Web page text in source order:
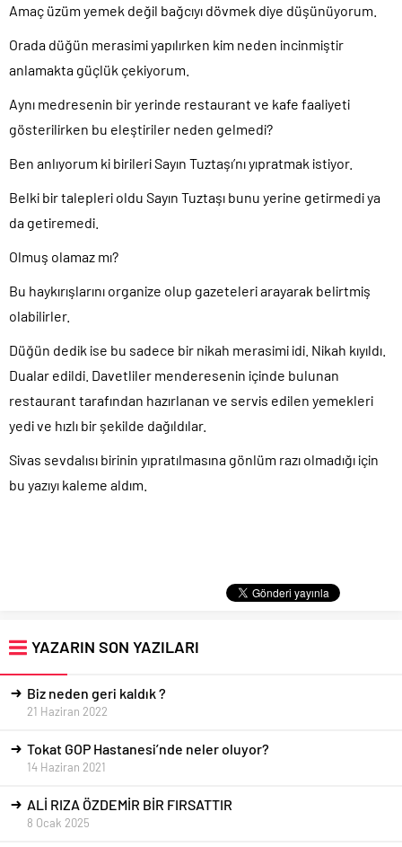
Amaç üzüm yemek değil bağcıyı dövmek diye düşünüyorum.
Orada düğün merasimi yapılırken kim neden incinmiştir
anlamakta güçlük çekiyorum.
Aynı medresenin bir yerinde restaurant ve kafe faaliyeti
gösterilirken bu eleştiriler neden gelmedi?
Ben anlıyorum ki birileri Sayın Tuztaşı’nı yıpratmak istiyor.
Belki bir talepleri oldu Sayın Tuztaşı bunu yerine getirmedi ya
da getiremedi.
Olmuş olamaz mı?
Bu haykırışlarını organize olup gazeteleri arayarak belirtmiş
olabilirler.
Düğün dedik ise bu sadece bir nikah merasimi idi. Nikah kıyıldı.
Dualar edildi. Davetliler menderesenin içinde bulunan
restaurant tarafından hazırlanan ve servis edilen yemekleri
yedi ve hızlı bir şekilde dağıldılar.
Sivas sevdalısı birinin yıpratılmasına gönlüm razı olmadığı için
bu yazıyı kaleme aldım.
YAZARIN SON YAZILARI
Biz neden geri kaldık ?
21 Haziran 2022
Tokat GOP Hastanesi’nde neler oluyor?
14 Haziran 2021
ALİ RIZA ÖZDEMİR BİR FIRSATTIR
8 Ocak 2025